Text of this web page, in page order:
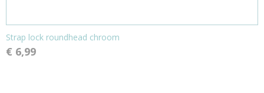
Strap lock roundhead chroom
€ 6,99